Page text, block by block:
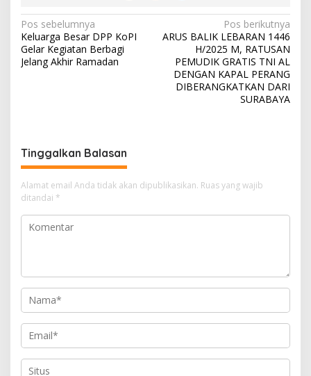
N
a
v
s
i
p
o
s
Pos sebelumnya
Keluarga Besar DPP KoPI
Gelar Kegiatan Berbagi
Jelang Akhir Ramadan
Pos berikutnya
ARUS BALIK LEBARAN 1446
H/2025 M, RATUSAN
PEMUDIK GRATIS TNI AL
DENGAN KAPAL PERANG
DIBERANGKATKAN DARI
SURABAYA
Tinggalkan Balasan
Alamat email Anda tidak akan dipublikasikan. Ruas yang wajib
ditandai *